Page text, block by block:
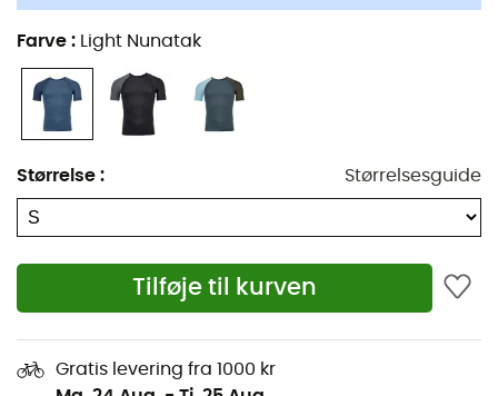
Farve : Light Nunatak
Størrelse : Størrelsesguide
Tilføje til kurven
Gratis levering fra 1000 kr
DenSyntetisk undertøj 120 Comp Light Short Sleevevil
ledsage dig under dine intense udendørs
sportsaktiviteter i al slags vejr. MærketOrtovoxhar
fremstillet den ved hjælp afmerinould. Takket være
dette kan du være sikker på at holde dig
ogtør
under alle omstændigheder! Derudover garanterer
dette materiale dig højåndbarhedoglugtkontroli
forbindelse med sved. Denne undertøj